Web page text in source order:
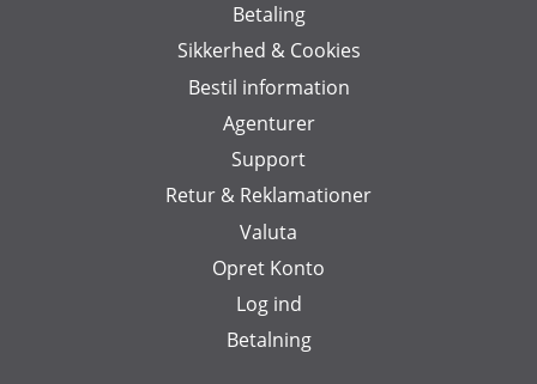
Betaling
Sikkerhed & Cookies
Bestil information
Agenturer
Support
Retur & Reklamationer
Valuta
Opret Konto
Log ind
Betalning